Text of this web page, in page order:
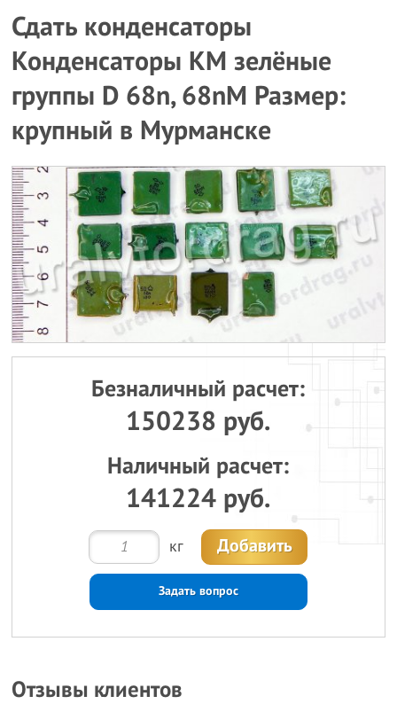
Сдать конденсаторы
Конденсаторы КМ зелёные
группы D 68n, 68nM Размер:
крупный в Мурманске
Безналичный расчет:
150238 руб.
Наличный расчет:
141224 руб.
кг Добавить
Задать вопрос
Отзывы клиентов